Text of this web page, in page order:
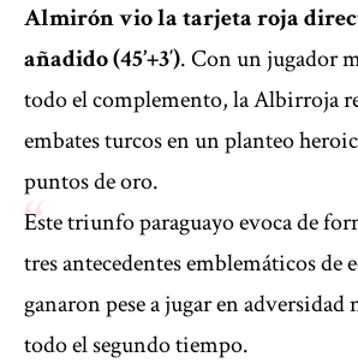
Almirón vio la tarjeta roja
añadido (45’+3′). Con un jugador
todo el complemento, la Albirroja
embates turcos en un planteo
puntos de oro.
Este triunfo paraguayo evoca de
tres antecedentes emblemáticos de
ganaron pese a jugar en
todo el segundo tiempo.